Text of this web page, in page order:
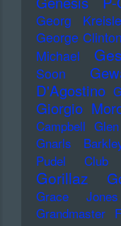
Georg
George Clinton
Michael
Soon
D'Agostino
Giorgio
Campbell
Gnarls
Pudel Club
Gorillaz
Grace Jones
Grandmaster